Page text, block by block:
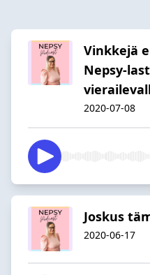
Vinkkejä
Nepsy-
2020-07-08
Joskus
2020-06-17